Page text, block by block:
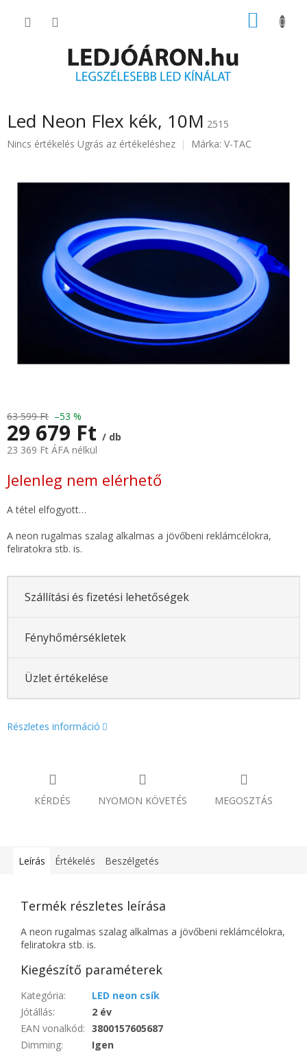
KOSÁR
Led Neon Flex kék, 10M 2515
A
értékelése
Nincs értékelés Ugrás az értékeléshez Márka: V-TAC
63 599 Ft –53 %
29 679 Ft / db
23 369 Ft ÁFA nélkül
Jelenleg nem elérhető
A tétel elfogyott…
A neon rugalmas szalag alkalmas a jövőbeni reklámcélokra,
feliratokra stb. is.
Szállítási és fizetési lehetőségek
Fényhőmérsékletek
Üzlet értékelése
Részletes információ
KÉRDÉS NYOMON KÖVETÉS MEGOSZTÁS
Leírás Értékelés Beszélgetés
Termék részletes leírása
A neon rugalmas szalag alkalmas a jövőbeni reklámcélokra,
feliratokra stb. is.
Kiegészítő paraméterek
Kategória:
LED neon csík
Jótállás:
2 év
EAN vonalkód: 3800157605687
Dimming:
Igen